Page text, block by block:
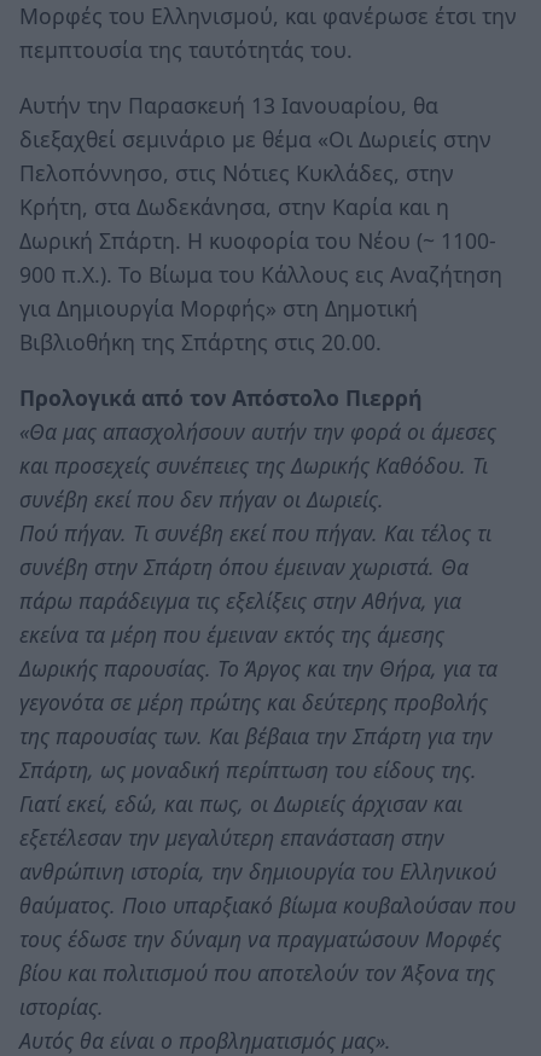
Μορφές του Ελληνισμού, και φανέρωσε έτσι την
πεμπτουσία της ταυτότητάς του.
Αυτήν την Παρασκευή 13 Ιανουαρίου, θα
διεξαχθεί σεμινάριο με θέμα «Οι Δωριείς στην
Πελοπόννησο, στις Νότιες Κυκλάδες, στην
Κρήτη, στα Δωδεκάνησα, στην Καρία και η
Δωρική Σπάρτη. Η κυοφορία του Νέου (~ 1100-
900 π.Χ.). Το Βίωμα του Κάλλους εις Αναζήτηση
για Δημιουργία Μορφής» στη Δημοτική
Βιβλιοθήκη της Σπάρτης στις 20.00.
Προλογικά από τον Απόστολο Πιερρή
«Θα μας απασχολήσουν αυτήν την φορά οι άμεσες
και προσεχείς συνέπειες της Δωρικής Καθόδου. Τι
συνέβη εκεί που δεν πήγαν οι Δωριείς.
Πού πήγαν. Τι συνέβη εκεί που πήγαν. Και τέλος τι
συνέβη στην Σπάρτη όπου έμειναν χωριστά. Θα
πάρω παράδειγμα τις εξελίξεις στην Αθήνα, για
εκείνα τα μέρη που έμειναν εκτός της άμεσης
Δωρικής παρουσίας. Το Άργος και την Θήρα, για τα
γεγονότα σε μέρη πρώτης και δεύτερης προβολής
της παρουσίας των. Και βέβαια την Σπάρτη για την
Σπάρτη, ως μοναδική περίπτωση του είδους της.
Γιατί εκεί, εδώ, και πως, οι Δωριείς άρχισαν και
εξετέλεσαν την μεγαλύτερη επανάσταση στην
ανθρώπινη ιστορία, την δημιουργία του Ελληνικού
θαύματος. Ποιο υπαρξιακό βίωμα κουβαλούσαν που
τους έδωσε την δύναμη να πραγματώσουν Μορφές
βίου και πολιτισμού που αποτελούν τον Άξονα της
ιστορίας.
Αυτός θα είναι ο προβληματισμός μας».